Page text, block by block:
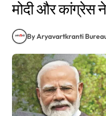
मोदी और कांग्रेस
By Aryavartkranti